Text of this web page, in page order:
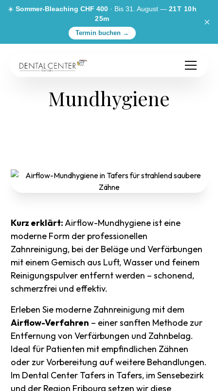
☀️Sommer-Bleaching CHF 400 · Bis 31. August —21T 10h
25m
Termin buchen →
×
Mundhygiene
Kurz erklärt:Airflow-Mundhygiene ist eine
moderne Form der professionellen
Zahnreinigung, bei der Beläge und Verfärbungen
mit einem Gemisch aus Luft, Wasser und feinem
Reinigungspulver entfernt werden – schonend,
schmerzfrei und effektiv.
Erleben Sie moderne Zahnreinigung mit dem
Airflow-Verfahren – einer sanften Methode zur
Entfernung von Verfärbungen und Zahnbelag.
Ideal für Patienten mit empfindlichen Zähnen
oder zur Vorbereitung auf weitere Behandlungen.
Im Dental Center Tafers in Tafers, im Sensebezirk
und der Region Fribourg setzen wir diese